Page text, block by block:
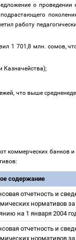
о проведении
работу
1 701,8 млн. сомов,
Казначейства);
что выше
коммерческих банков
содержание
отчетность и
нормативов за
на 1 января 2004
отчетность и
нормативов за